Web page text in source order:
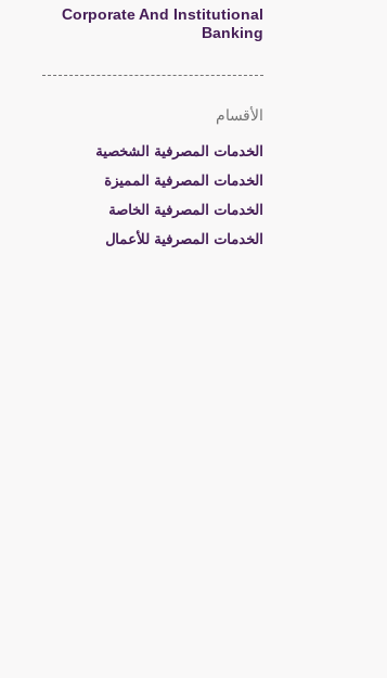
Corporate And Institutional
Banking
الأقسام
الخدمات المصرفية الشخصية
الخدمات المصرفية المميزة
الخدمات المصرفية الخاصة
الخدمات المصرفية للأعمال